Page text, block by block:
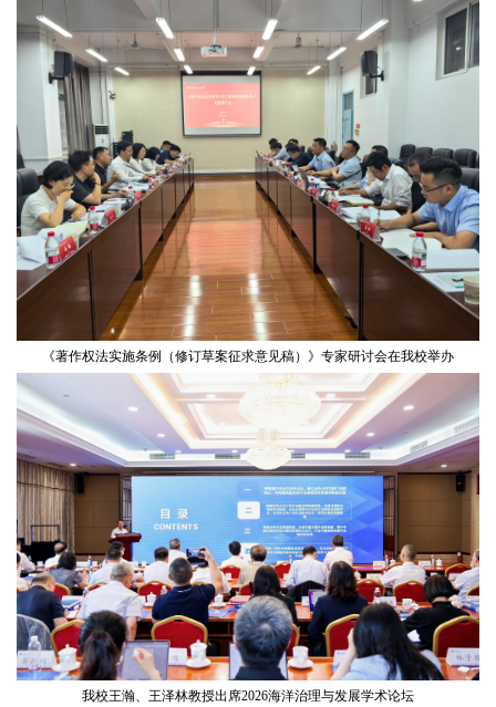
《著作权法实施条例（修订草案征求意见稿）》专家研讨会在我校举办
我校王瀚、王泽林教授出席2026海洋治理与发展学术论坛